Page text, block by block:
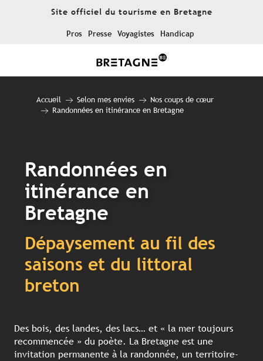
Site officiel du tourisme en Bretagne
Pros Presse Voyagistes Handicap
Accueil Selon mes envies
Nos coups de cœur
Randonnées en itinérance en Bretagne
Randonnées en
itinérance en
Bretagne
Dépaysement au fil des
saisons et du littoral
breton
Des bois, des landes, des lacs… et « la mer toujours
recommencée » du poète. La Bretagne est une
invitation permanente à la randonnée, un territoire-